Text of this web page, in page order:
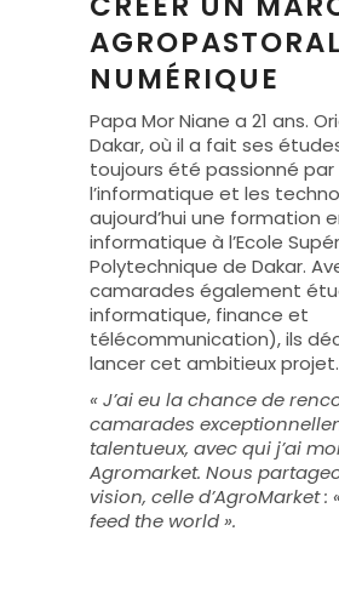
AGROPASTORAL
NUMÉRIQUE
Papa Mor Niane a 21 ans.
Dakar, où il a fait ses
toujours été passionné par
l’informatique et les
aujourd’hui une formation
informatique à l’Ecole
Polytechnique de Dakar.
camarades également
informatique, finance et
télécommunication), ils
lancer cet ambitieux projet.
« J’ai eu la chance de
camarades
talentueux, avec qui j’ai
Agromarket. Nous
vision, celle d’AgroMarket :
feed the world ».